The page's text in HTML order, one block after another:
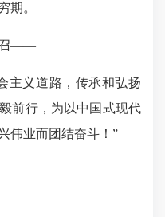
。
召——
义道路，传承和弘扬
前行，为以中国式现代
伟业而团结奋斗！”